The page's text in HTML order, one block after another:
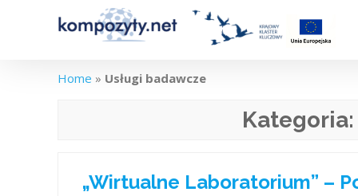
Home » Usługi badawcze
Kategoria:
„Wirtualne Laboratorium” –